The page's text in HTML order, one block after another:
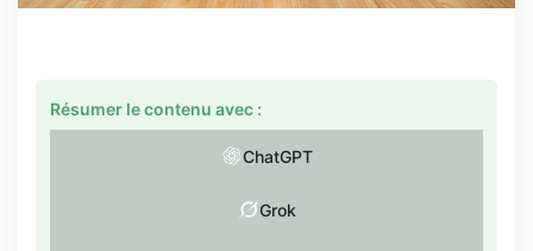
Résumer le contenu avec :
ChatGPT
Grok